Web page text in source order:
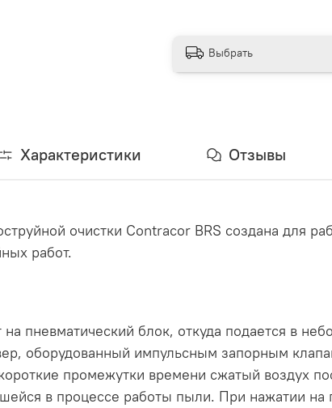
Выбрать
Характеристики Отзывы
очистки Contracor BRS создана для
работ.
пневматический блок, откуда подается в
оборудованный импульсным запорным
промежутки времени сжатый воздух
в процессе работы пыли. При нажатии на